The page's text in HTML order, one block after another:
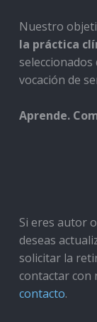
Nuestro
la práctica
vocación de
Aprende.
Si eres autor
deseas
solicitar la
contactar con
contacto.